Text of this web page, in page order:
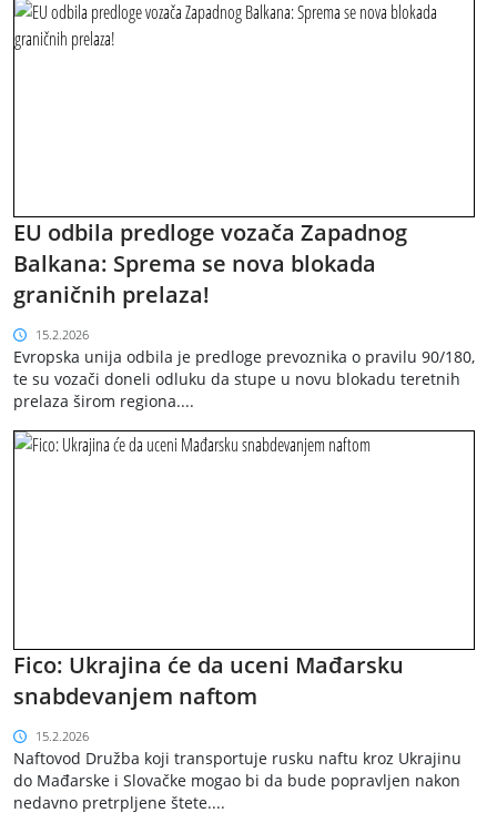
EU odbila predloge vozača Zapadnog
Balkana: Sprema se nova blokada
graničnih prelaza!
15.2.2026
Evropska unija odbila je predloge prevoznika o pravilu 90/180,
te su vozači doneli odluku da stupe u novu blokadu teretnih
prelaza širom regiona....
Fico: Ukrajina će da uceni Mađarsku
snabdevanjem naftom
15.2.2026
Naftovod Družba koji transportuje rusku naftu kroz Ukrajinu
do Mađarske i Slovačke mogao bi da bude popravljen nakon
nedavno pretrpljene štete....